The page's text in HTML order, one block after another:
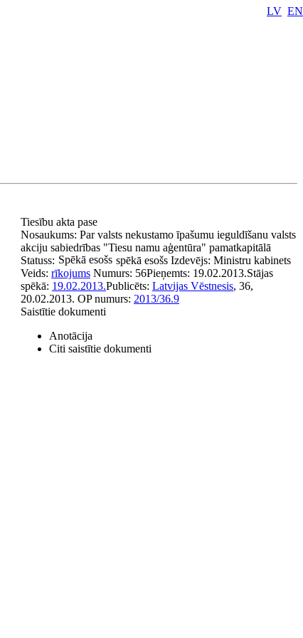
LV EN
Tiesību akta pase
Nosaukums: Par valsts nekustamo īpašumu ieguldīšanu valsts
akciju sabiedrības "Tiesu namu aģentūra" pamatkapitālā
Statuss: Spēkā esošs spēkā esošs Izdevējs: Ministru kabinets
Veids: rīkojums Numurs: 56Pieņemts: 19.02.2013.Stājas
spēkā: 19.02.2013.Publicēts: Latvijas Vēstnesis, 36,
20.02.2013. OP numurs: 2013/36.9
Saistītie dokumenti
Anotācija
Citi saistītie dokumenti